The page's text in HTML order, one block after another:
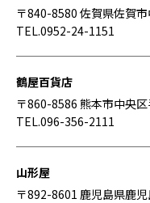
〒840-8580 佐賀県佐賀
TEL.0952-24-1151
鶴屋百貨店
〒860-8586 熊本市中央
TEL.096-356-2111
山形屋
〒892-8601 鹿児島県鹿